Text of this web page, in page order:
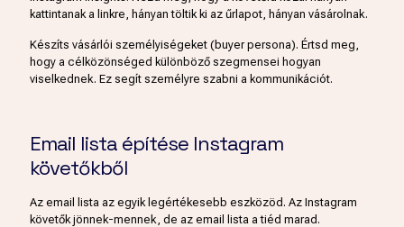
kattintanak a linkre, hányan töltik ki az űrlapot, hányan vásárolnak.
Készíts vásárlói személyiségeket (buyer persona). Értsd meg,
hogy a célközönséged különböző szegmensei hogyan
viselkednek. Ez segít személyre szabni a kommunikációt.
Email lista építése Instagram
követőkből
Az email lista az egyik legértékesebb eszközöd. Az Instagram
követők jönnek-mennek, de az email lista a tiéd marad.